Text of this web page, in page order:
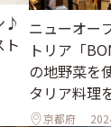
♪
ト
ニューオー
トリア「
の地野菜を
タリア料理
京都府